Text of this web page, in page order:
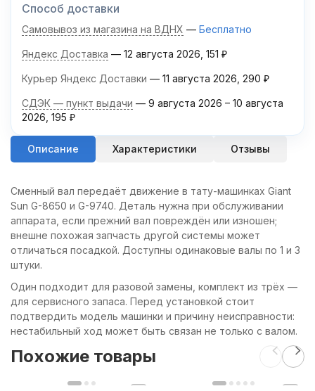
Способ доставки
Самовывоз из магазина на ВДНХ Бесплатно
Яндекс Доставка 12 августа 2026 151 ₽
Курьер Яндекс Доставки 11 августа 2026 290 ₽
СДЭК — пункт выдачи 9 августа 2026 – 10 августа
2026 195 ₽
Описание Характеристики Отзывы
Сменный вал передаёт движение в тату-машинках Giant
Sun G-8650 и G-9740. Деталь нужна при обслуживании
аппарата, если прежний вал повреждён или изношен;
внешне похожая запчасть другой системы может
отличаться посадкой. Доступны одинаковые валы по 1 и 3
штуки.
Один подходит для разовой замены, комплект из трёх —
для сервисного запаса. Перед установкой стоит
подтвердить модель машинки и причину неисправности:
нестабильный ход может быть связан не только с валом.
Похожие товары